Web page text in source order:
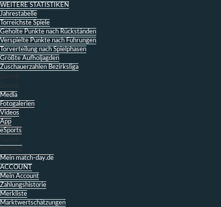
WEITERE STATISTIKEN
Jahrestabelle
Torreichste Spiele
Geholte Punkte nach Rückständen
Verspielte Punkte nach Führungen
Torverteilung nach Spielphasen
Größte Aufholjagden
Zuschauerzahlen Bezirksliga
Zurück
Zurück
Media
Fotogalerien
Videos
App
eSports
Zurück
Spieltag
Mein match-day.de
ACCOUNT
Mein Account
Zahlungshistorie
Merkliste
Marktwertschätzungen